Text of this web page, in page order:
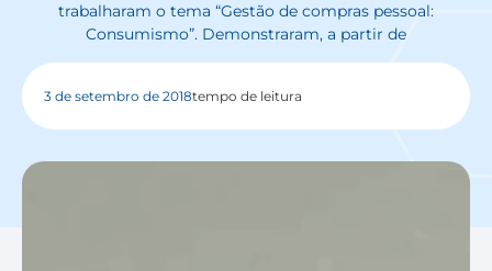
trabalharam o tema “Gestão de compras pessoal:
Consumismo”. Demonstraram, a partir de
3 de setembro de 2018tempo de leitura